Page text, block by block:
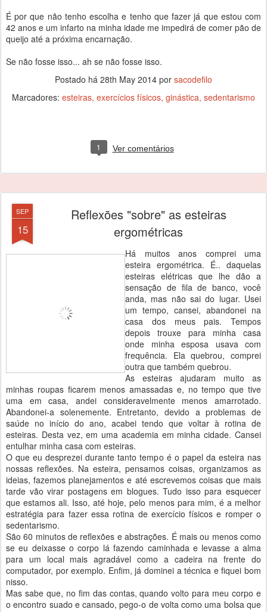
É por que não tenho escolha e tenho que fazer já que estou com
42 anos e um infarto na minha idade me impedirá de comer pão de
queijo até a próxima encarnação.
Se não fosse isso... ah se não fosse isso.
Postado há 28th May 2014 por sacodefilo
Marcadores: esteiras exercícios físicos ginástica sedentarismo
1 Ver comentários
SEP
15
Reflexões "sobre" as esteiras
ergométricas
Há muitos anos comprei uma
esteira ergométrica. É.. daquelas
esteiras elétricas que lhe dão a
sensação de fila de banco, você
anda, mas não sai do lugar. Usei
um tempo, cansei, abandonei na
casa dos meus pais. Tempos
depois trouxe para minha casa
onde minha esposa usava com
frequência. Ela quebrou, comprei
outra que também quebrou.
As esteiras ajudaram muito as
minhas roupas ficarem menos amassadas e, no tempo que tive
uma em casa, andei consideravelmente menos amarrotado.
Abandonei-a solenemente. Entretanto, devido a problemas de
saúde no início do ano, acabei tendo que voltar à rotina de
esteiras. Desta vez, em uma academia em minha cidade. Cansei
entulhar minha casa com esteiras.
O que eu desprezei durante tanto tempo é o papel da esteira nas
nossas reflexões. Na esteira, pensamos coisas, organizamos as
ideias, fazemos planejamentos e até escrevemos coisas que mais
tarde vão virar postagens em blogues. Tudo isso para esquecer
que estamos ali. Isso, até hoje, pelo menos para mim, é a melhor
estratégia para fazer essa rotina de exercício físicos e romper o
sedentarismo.
São 60 minutos de reflexões e abstrações. É mais ou menos como
se eu deixasse o corpo lá fazendo caminhada e levasse a alma
para um local mais agradável como a cadeira na frente do
computador, por exemplo. Enfim, já dominei a técnica e fiquei bom
nisso.
Mas sabe que, no fim das contas, quando volto para meu corpo e
o encontro suado e cansado, pego-o de volta como uma bolsa que